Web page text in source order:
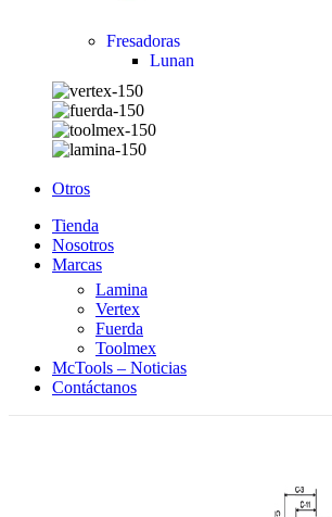
Fresadoras
Lunan
Otros
Tienda
Nosotros
Marcas
Lamina
Vertex
Fuerda
Toolmex
McTools – Noticias
Contáctanos